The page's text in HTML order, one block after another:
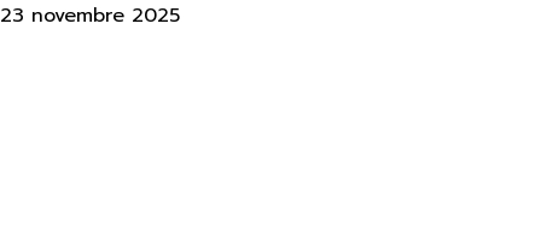
23 novembre 2025